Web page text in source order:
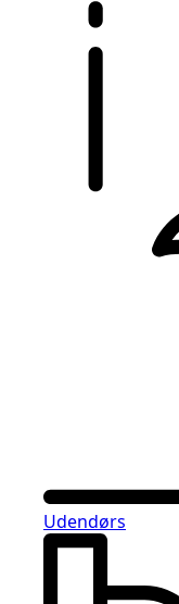
Udendørs